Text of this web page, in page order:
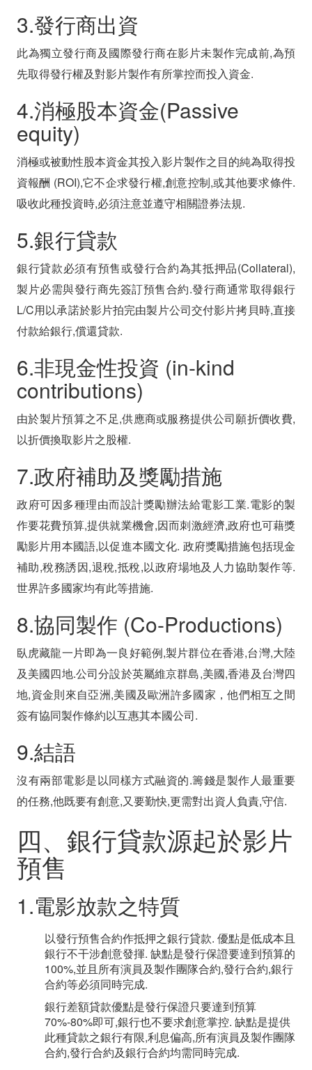
3.發行商出資
此為獨立發行商及國際發行商在影片未製作完成前,為預
先取得發行權及對影片製作有所掌控而投入資金.
4.消極股本資金(Passive
equity)
消極或被動性股本資金其投入影片製作之目的純為取得投
資報酬 (ROI),它不企求發行權,創意控制,或其他要求條件.
吸收此種投資時,必須注意並遵守相關證券法規.
5.銀行貸款
銀行貸款必須有預售或發行合約為其抵押品(Collateral),
製片必需與發行商先簽訂預售合約.發行商通常取得銀行
L/C用以承諾於影片拍完由製片公司交付影片拷貝時,直接
付款給銀行,償還貸款.
6.非現金性投資 (in-kind
contributions)
由於製片預算之不足,供應商或服務提供公司願折價收費,
以折價換取影片之股權.
7.政府補助及獎勵措施
政府可因多種理由而設計獎勵辦法給電影工業.電影的製
作要花費預算,提供就業機會,因而刺激經濟,政府也可藉獎
勵影片用本國語,以促進本國文化. 政府獎勵措施包括現金
補助,稅務誘因,退稅,抵稅,以政府場地及人力協助製作等.
世界許多國家均有此等措施.
8.協同製作 (Co-Productions)
臥虎藏龍一片即為一良好範例,製片群位在香港,台灣,大陸
及美國四地.公司分設於英屬維京群島,美國,香港及台灣四
地,資金則來自亞洲,美國及歐洲許多國家，他們相互之間
簽有協同製作條約以互惠其本國公司.
9.結語
沒有兩部電影是以同樣方式融資的.籌錢是製作人最重要
的任務,他既要有創意,又要勤快,更需對出資人負責,守信.
四、銀行貸款源起於影片
預售
1.電影放款之特質
以發行預售合約作抵押之銀行貸款. 優點是低成本且
銀行不干涉創意發揮. 缺點是發行保證要達到預算的
100%,並且所有演員及製作團隊合約,發行合約,銀行
合約等必須同時完成.
銀行差額貸款優點是發行保證只要達到預算
70%-80%即可,銀行也不要求創意掌控. 缺點是提供
此種貸款之銀行有限,利息偏高,所有演員及製作團隊
合約,發行合約及銀行合約均需同時完成.